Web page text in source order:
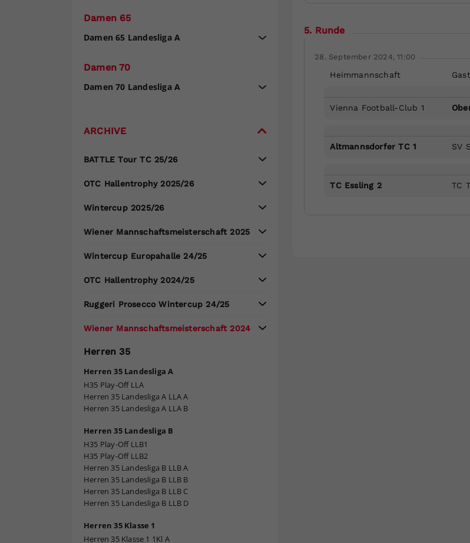
5. Runde
28. September 2024, 11:00
Heimmannschaft
Vienna Football-Club 1
Altmannsdorfer TC 1 SV
TC Essling 2 TC
Damen 65
Damen 65 Landesliga A
Damen 70
Damen 70 Landesliga A
ARCHIVE
BATTLE Tour TC 25/26
OTC Hallentrophy 2025/26
Wintercup 2025/26
Wiener Mannschaftsmeisterschaft 2025
Wintercup Europahalle 24/25
OTC Hallentrophy 2024/25
Ruggeri Prosecco Wintercup 24/25
Wiener Mannschaftsmeisterschaft 2024
Herren 35
Herren 35 Landesliga A
H35 Play-Off LLA
Herren 35 Landesliga A LLA A
Herren 35 Landesliga A LLA B
Herren 35 Landesliga B
H35 Play-Off LLB1
H35 Play-Off LLB2
Herren 35 Landesliga B LLB A
Herren 35 Landesliga B LLB B
Herren 35 Landesliga B LLB C
Herren 35 Landesliga B LLB D
Herren 35 Klasse 1
Herren 35 Klasse 1 1Kl A